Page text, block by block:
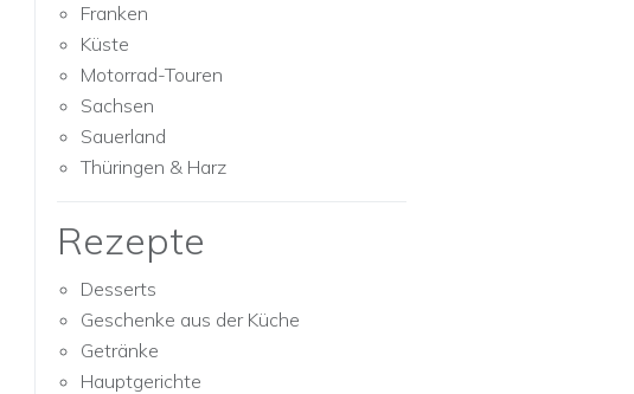
Franken
Küste
Motorrad-Touren
Sachsen
Sauerland
Thüringen & Harz
Rezepte
Desserts
Geschenke aus der Küche
Getränke
Hauptgerichte